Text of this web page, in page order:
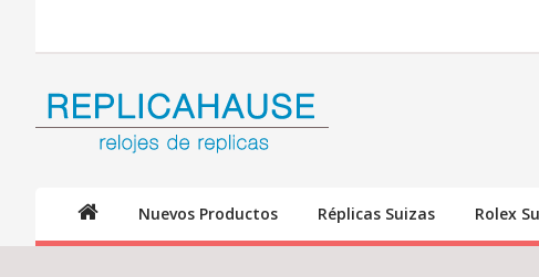
Nuevos Productos Réplicas Suizas Rolex